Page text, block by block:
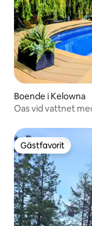
Boende i Kelowna
Oas vid vattnet
Gästfavorit
Gästfavorit